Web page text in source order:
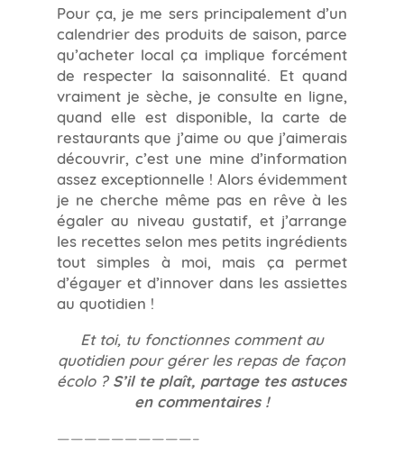
Pour ça, je me sers principalement d’un
calendrier des produits de saison, parce
qu’acheter local ça implique forcément
de respecter la saisonnalité. Et quand
vraiment je sèche, je consulte en ligne,
quand elle est disponible, la carte de
restaurants que j’aime ou que j’aimerais
découvrir, c’est une mine d’information
assez exceptionnelle ! Alors évidemment
je ne cherche même pas en rêve à les
égaler au niveau gustatif, et j’arrange
les recettes selon mes petits ingrédients
tout simples à moi, mais ça permet
d’égayer et d’innover dans les assiettes
au quotidien !
Et toi, tu fonctionnes comment au
quotidien pour gérer les repas de façon
écolo ? S’il te plaît, partage tes astuces
en commentaires !
——————————–